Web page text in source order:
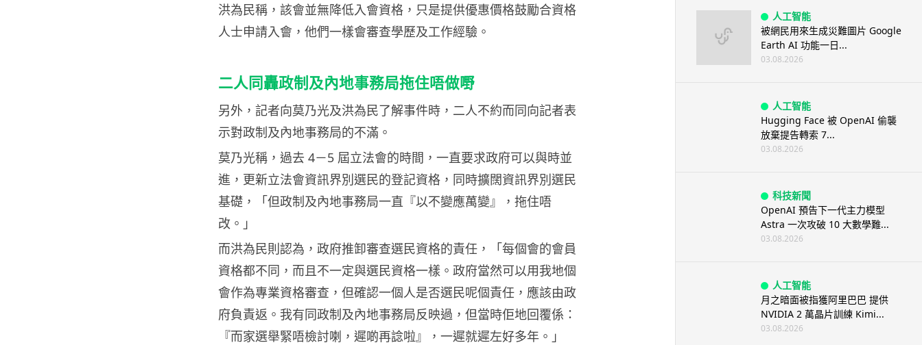
洪為民稱，該會並無降低入會資格，只是提供優惠價格鼓勵合資格
人士申請入會，他們一樣會審查學歷及工作經驗。
二人同轟政制及內地事務局拖住唔做嘢
另外，記者向莫乃光及洪為民了解事件時，二人不約而同向記者表
示對政制及內地事務局的不滿。
莫乃光稱，過去 4－5 屆立法會的時間，一直要求政府可以與時並
進，更新立法會資訊界別選民的登記資格，同時擴闊資訊界別選民
基礎，「但政制及內地事務局一直『以不變應萬變』，拖住唔
改。」
而洪為民則認為，政府推卸審查選民資格的責任，「每個會的會員
資格都不同，而且不一定與選民資格一樣。政府當然可以用我地個
會作為專業資格審查，但確認一個人是否選民呢個責任，應該由政
府負責返。我有同政制及內地事務局反映過，但當時佢地回覆係：
『而家選舉緊唔檢討喇，遲啲再諗啦』，一遲就遲左好多年。」
人工智能
被網民用來生成災難圖片 Google
Earth AI 功能一日...
03.08.2026
人工智能
Hugging Face 被 OpenAI 偷襲
放棄提告轉索 7...
03.08.2026
科技新聞
OpenAI 預告下一代主力模型
Astra 一次攻破 10 大數學難...
03.08.2026
人工智能
月之暗面被指獲阿里巴巴 提供
NVIDIA 2 萬晶片訓練 Kimi...
03.08.2026